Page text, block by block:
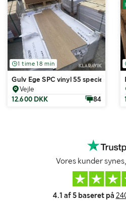
1 time 18 min
Gulv Ege SPC vinyl 55 speciel eg
Vejle
12.600 DKK
84
Vores kunder
4.1 af 5 baseret på